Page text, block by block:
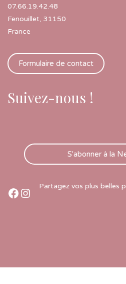
07.66.19.42.48
Fenouillet, 31150
France
Formulaire de contact
Suivez-nous !
S'abonner à la
Partagez vos plus belles